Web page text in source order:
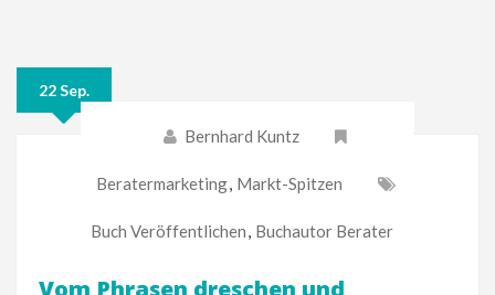
22 Sep.
Bernhard Kuntz
Beratermarketing, Markt-Spitzen
Buch Veröffentlichen, Buchautor Berater
Vom Phrasen dreschen und